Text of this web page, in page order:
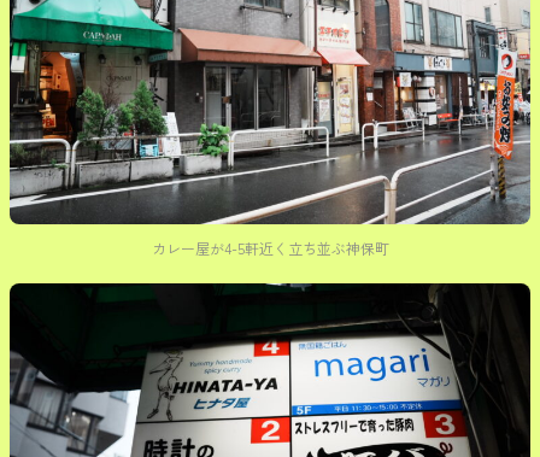
カレー屋が4-5軒近く立ち並ぶ神保町